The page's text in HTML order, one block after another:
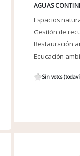
AGUAS
Espacios
Gestión de
Restauración
Educación
Sin votos